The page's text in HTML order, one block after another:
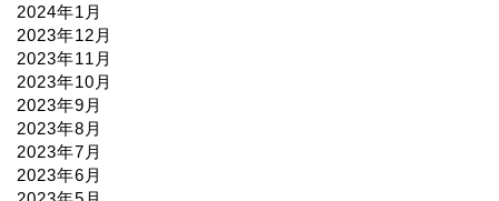
2024年1月
2023年12月
2023年11月
2023年10月
2023年9月
2023年8月
2023年7月
2023年6月